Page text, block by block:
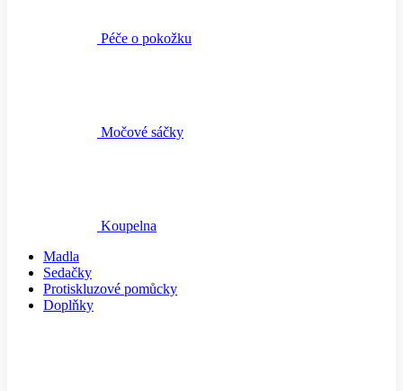
Péče o pokožku
Močové sáčky
Koupelna
Madla
Sedačky
Protiskluzové pomůcky
Doplňky